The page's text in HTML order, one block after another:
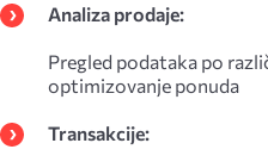
Analiza prodaje:
Pregled podataka po različitim parametrima za
optimizovanje ponuda
Transakcije: